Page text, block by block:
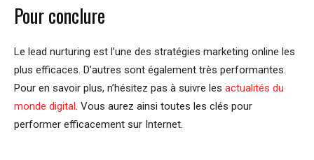
Pour conclure
Le lead nurturing est l’une des stratégies marketing online les
plus efficaces. D’autres sont également très performantes.
Pour en savoir plus, n’hésitez pas à suivre les actualités du
monde digital. Vous aurez ainsi toutes les clés pour
performer efficacement sur Internet.